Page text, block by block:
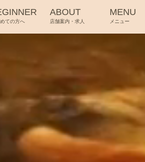
ての方へ
ABOUT
店舗案内・求人
MENU
メニュー